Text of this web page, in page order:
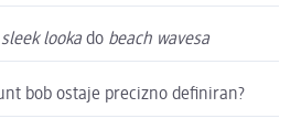
sleek looka do beach wavesa
bob ostaje precizno definiran?